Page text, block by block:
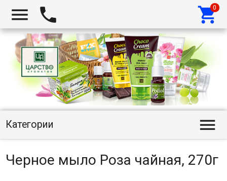
  
Категории 
Черное мыло Роза чайная, 270г